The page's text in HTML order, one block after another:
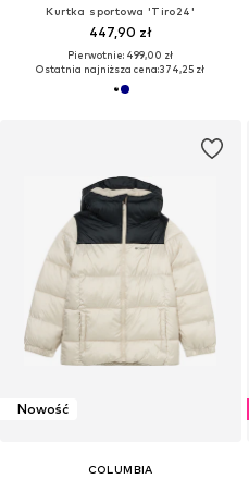
Kurtka sportowa 'Tiro24'
447,90 zł
Pierwotnie: 499,00 zł
Ostatnia najniższa cena:374,25 zł
Nowość
COLUMBIA